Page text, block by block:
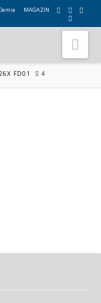
MAGAZIN
FD01 4